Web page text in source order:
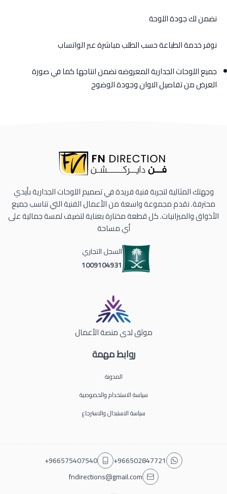
نضمن لك جودة اللوحة
نوفر خدمة الطباعة حسب الطلب مباشرة عبر الواتساب
جميع اللوحات الجدارية المعروضه نضمن انتاجها كما في صورة
العرض من تفاصيل الاوان وجودة الوضوح
روابط مهمة
المدونة
سياسة الاستخدام والخصوصية
سياسة الاستبدال والاسترجاع
وجهتك المثالية لتجربة فنية فريدة في تصميم اللوحات الجدارية بأيدي
محترفة. نقدم مجموعة واسعة من الأعمال الفنية التي تناسب جميع
الأذواق والميزانيات. كل قطعة مختارة بعناية لتضيف لمسة جمالية على
أي مساحة
السجل التجاري
1009104931
موثق لدى منصة الأعمال
+966502847721
+966575407540
fndirections@gmail.com